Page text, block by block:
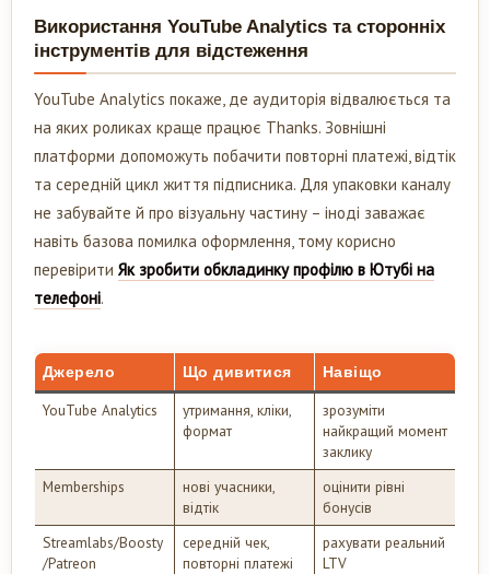
Використання YouTube Analytics та сторонніх
інструментів для відстеження
YouTube Analytics покаже, де аудиторія відвалюється та
на яких роликах краще працює Thanks. Зовнішні
платформи допоможуть побачити повторні платежі, відтік
та середній цикл життя підписника. Для упаковки каналу
не забувайте й про візуальну частину – іноді заважає
навіть базова помилка оформлення, тому корисно
перевірити Як зробити обкладинку профілю в Ютубі на
телефоні.
Джерело Що дивитися Навіщо
YouTube Analytics
утримання, кліки,
формат
зрозуміти
найкращий момент
заклику
Memberships
нові учасники,
відтік
оцінити рівні
бонусів
Streamlabs/Boosty
/Patreon
середній чек,
повторні платежі
рахувати реальний
LTV